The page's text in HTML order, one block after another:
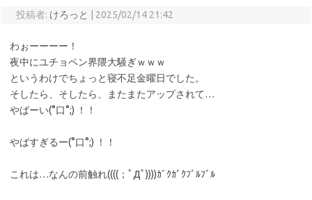
投稿者: けろっと 2025/02/14 21:42
わぉーーーー！
夜中にユチョペン界隈大騒ぎｗｗｗ
というわけでちょっと寝不足金曜日でした。
そしたら、そしたら、またまたアップされて…
やばーい(°口°;) ！！
やばすぎるー(°口°;) ！！
これは…なんの前触れ((((；ﾟДﾟ))))ｶﾞｸｶﾞｸﾌﾞﾙﾌﾞﾙ